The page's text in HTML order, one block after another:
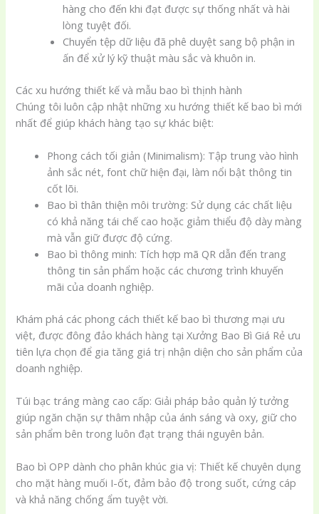
hàng cho đến khi đạt được sự thống nhất và hài
lòng tuyệt đối.
Chuyển tệp dữ liệu đã phê duyệt sang bộ phận in
ấn để xử lý kỹ thuật màu sắc và khuôn in.
Các xu hướng thiết kế và mẫu bao bì thịnh hành
Chúng tôi luôn cập nhật những xu hướng thiết kế bao bì mới
nhất để giúp khách hàng tạo sự khác biệt:
Phong cách tối giản (Minimalism): Tập trung vào hình
ảnh sắc nét, font chữ hiện đại, làm nổi bật thông tin
cốt lõi.
Bao bì thân thiện môi trường: Sử dụng các chất liệu
có khả năng tái chế cao hoặc giảm thiểu độ dày màng
mà vẫn giữ được độ cứng.
Bao bì thông minh: Tích hợp mã QR dẫn đến trang
thông tin sản phẩm hoặc các chương trình khuyến
mãi của doanh nghiệp.
Khám phá các phong cách thiết kế bao bì thương mại ưu
việt, được đông đảo khách hàng tại Xưởng Bao Bì Giá Rẻ ưu
tiên lựa chọn để gia tăng giá trị nhận diện cho sản phẩm của
doanh nghiệp.
Túi bạc tráng màng cao cấp: Giải pháp bảo quản lý tưởng
giúp ngăn chặn sự thâm nhập của ánh sáng và oxy, giữ cho
sản phẩm bên trong luôn đạt trạng thái nguyên bản.
Bao bì OPP dành cho phân khúc gia vị: Thiết kế chuyên dụng
cho mặt hàng muối I-ốt, đảm bảo độ trong suốt, cứng cáp
và khả năng chống ẩm tuyệt vời.